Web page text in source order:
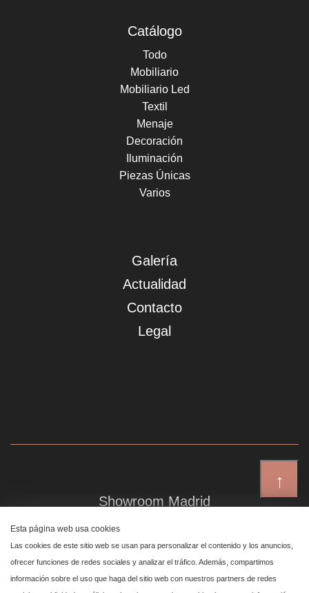
↑
Catálogo
Todo
Mobiliario
Mobiliario Led
Textil
Menaje
Decoración
Iluminación
Piezas Únicas
Varios
Galería
Actualidad
Contacto
Legal
Showroom Madrid
Plaza de Canalejas 6, 4 izq
Centro, 28014 Madrid
Esta página web usa cookies
Las cookies de este sitio web se usan para personalizar el contenido y los anuncios,
ofrecer funciones de redes sociales y analizar el tráfico. Además, compartimos
información sobre el uso que haga del sitio web con nuestros partners de redes